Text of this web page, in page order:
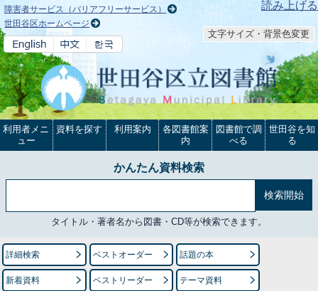
本文へ 読み上げる
障害者サービス（バリアフリーサービス）
世田谷区ホームページ
文字サイズ・背景色変更
利用者メニ
ュー
資料を探す 利用案内
各図書館案
内
図書館で調
べる
世田谷を知
る
かんたん資料検索
タイトル・著者名から図書・CD等が検索できます。
詳細検索 ベストオーダー 話題の本
新着資料 ベストリーダー テーマ資料